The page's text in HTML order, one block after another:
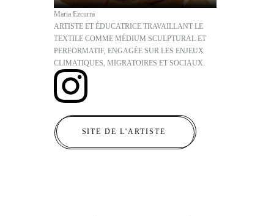
Maria Ezcurra
ARTISTE ET ÉDUCATRICE TRAVAILLANT LE
TEXTILE COMME MÉDIUM SCULPTURAL ET
PERFORMATIF, ENGAGÉE SUR LES ENJEUX
CLIMATIQUES, MIGRATOIRES ET SOCIAUX.
SITE DE L'ARTISTE